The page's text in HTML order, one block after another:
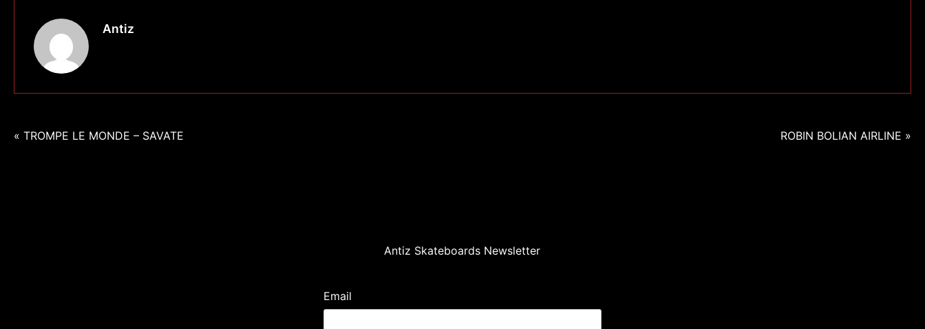
Antiz
Navigation
ROBIN BOLIAN AIRLINE »
« TROMPE LE MONDE – SAVATE
Antiz Skateboards Newsletter
Email